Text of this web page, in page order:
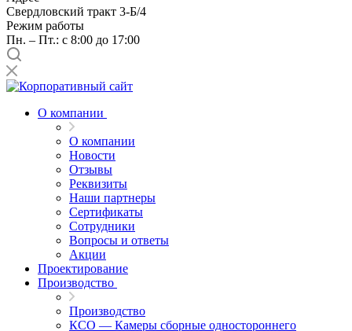
Свердловский тракт 3-Б/4
Режим работы
Пн. – Пт.: с 8:00 до 17:00
О компании
О компании
Новости
Отзывы
Реквизиты
Наши партнеры
Сертификаты
Сотрудники
Вопросы и ответы
Акции
Проектирование
Производство
Производство
КСО — Камеры сборные одностороннего